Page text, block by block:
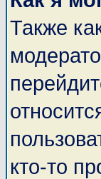
Также
кто-то